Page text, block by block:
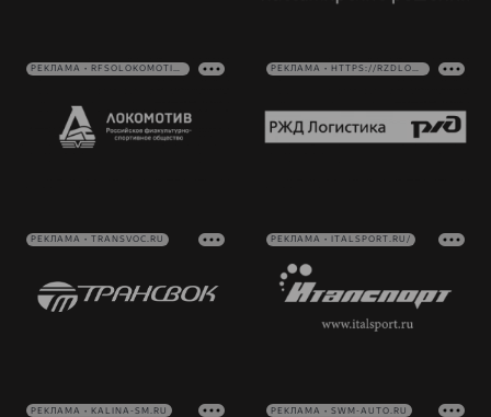
РЕКЛАМА • RFSOLOKOMOTIV.RU РЕКЛАМА • HTTPS://RZDLOG.RU/
РЕКЛАМА • TRANSVOC.RU РЕКЛАМА • ITALSPORT.RU/
РЕКЛАМА • KALINA-SM.RU РЕКЛАМА • SWM-AUTO.RU